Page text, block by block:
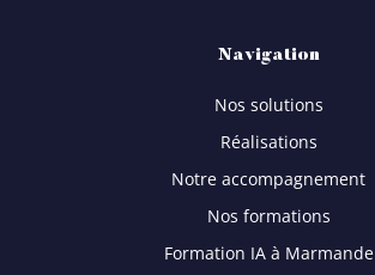
Navigation
Nos solutions
Réalisations
Notre accompagnement
Nos formations
Formation IA à Marmande